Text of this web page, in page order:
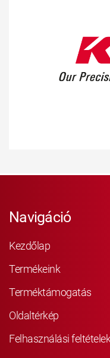
Navigáció
Kezdőlap
Termékeink
Terméktámogatás
Oldaltérkép
Felhasználási feltételek